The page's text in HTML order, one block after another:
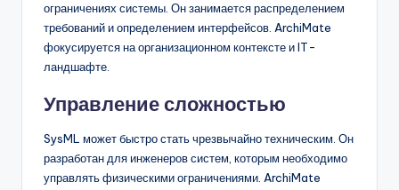
ограничениях системы. Он занимается распределением
требований и определением интерфейсов. ArchiMate
фокусируется на организационном контексте и IT-
ландшафте.
Управление сложностью
SysML может быстро стать чрезвычайно техническим. Он
разработан для инженеров систем, которым необходимо
управлять физическими ограничениями. ArchiMate